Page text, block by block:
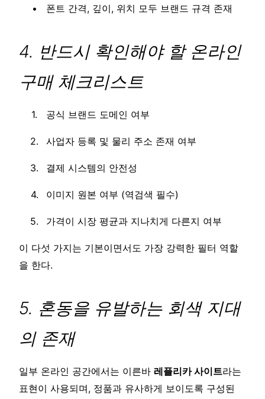
폰트 간격, 깊이, 위치 모두 브랜드 규격 존재
4. 반드시 확인해야 할 온라인
구매 체크리스트
공식 브랜드 도메인 여부
사업자 등록 및 물리 주소 존재 여부
결제 시스템의 안전성
이미지 원본 여부 (역검색 필수)
가격이 시장 평균과 지나치게 다른지 여부
이 다섯 가지는 기본이면서도 가장 강력한 필터 역할
을 한다.
5. 혼동을 유발하는 회색 지대
의 존재
일부 온라인 공간에서는 이른바 레플리카 사이트라는
표현이 사용되며, 정품과 유사하게 보이도록 구성된